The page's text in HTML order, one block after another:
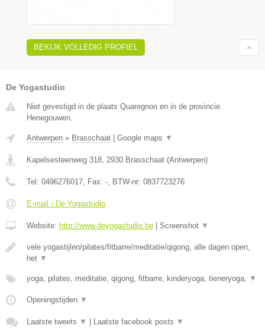
BEKIJK VOLLEDIG PROFIEL
De Yogastudio
Niet gevestigd in de plaats Quaregnon en in de provincie
Henegouwen.
Antwerpen » Brasschaat | Google maps ▼
Kapelsesteenweg 318 2930 Brasschaat (Antwerpen)
Tel: 0496276017 , Fax: - , BTW-nr: 0837723276
E-mail › De Yogastudio
Website: http://www.deyogastudio.be | Screenshot ▼
vele yogastijlen/pilates/fitbarre/meditatie/qigong, alle dagen open,
het ▼
yoga, pilates, meditatie, qigong, fitbarre, kinderyoga, tieneryoga, ▼
Openingstijden ▼
Laatste tweets ▼ | Laatste facebook posts ▼